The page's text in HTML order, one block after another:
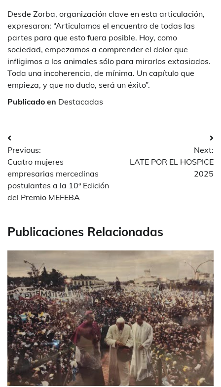
Desde Zorba, organización clave en esta articulación,
expresaron: “Articulamos el encuentro de todas las
partes para que esto fuera posible. Hoy, como
sociedad, empezamos a comprender el dolor que
infligimos a los animales sólo para mirarlos extasiados.
Toda una incoherencia, de mínima. Un capítulo que
empieza, y que no dudo, será un éxito”.
Publicado en Destacadas
Navegación
de
entradas
Previous:
Cuatro mujeres
empresarias mercedinas
postulantes a la 10ª Edición
del Premio MEFEBA
Next:
LATE POR EL HOSPICE
2025
Publicaciones Relacionadas